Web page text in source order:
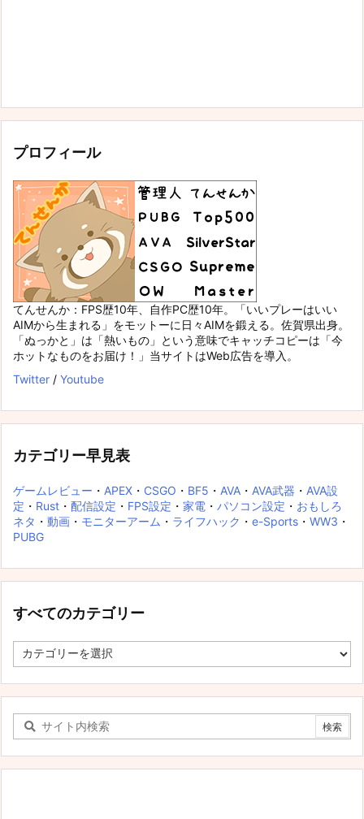
プロフィール
てんせんか：FPS歴10年、自作PC歴10年。「いいプレーはいい
AIMから生まれる」をモットーに日々AIMを鍛える。佐賀県出身。
「ぬっかと」は「熱いもの」という意味でキャッチコピーは「今
ホットなものをお届け！」当サイトはWeb広告を導入。
Twitter / Youtube
カテゴリー早見表
ゲームレビュー ・ APEX ・ CSGO ・ BF5 ・ AVA ・ AVA武器 ・ AVA設
定 ・ Rust ・ 配信設定 ・ FPS設定 ・ 家電 ・ パソコン設定 ・ おもしろ
ネタ ・ 動画 ・ モニターアーム ・ ライフハック ・ e-Sports ・ WW3 ・
PUBG
すべてのカテゴリー
べ
の
ゴ
リ
ー